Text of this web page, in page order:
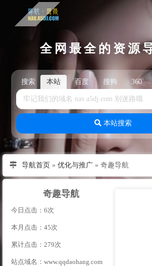
全网最全的资源
搜索 本站 百度 搜狗 360
本站搜索
导航首页 » 优化与推广» 奇趣导航
奇趣导航
今日点击：6次
本月点击：45次
累计点击：279次
站点域名：www.qqdaohang.com